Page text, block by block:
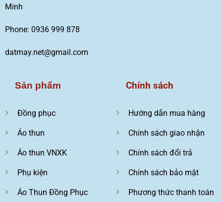
Minh
Phone: 0936 999 878
datmay.net@gmail.com
Sản phẩm
Đồng phục
Áo thun
Áo thun VNXK
Phụ kiện
Áo Thun Đồng Phục
Chính sách
Hướng dẫn mua hàng
Chính sách giao nhận
Chính sách đổi trả
Chính sách bảo mật
Phương thức thanh toán